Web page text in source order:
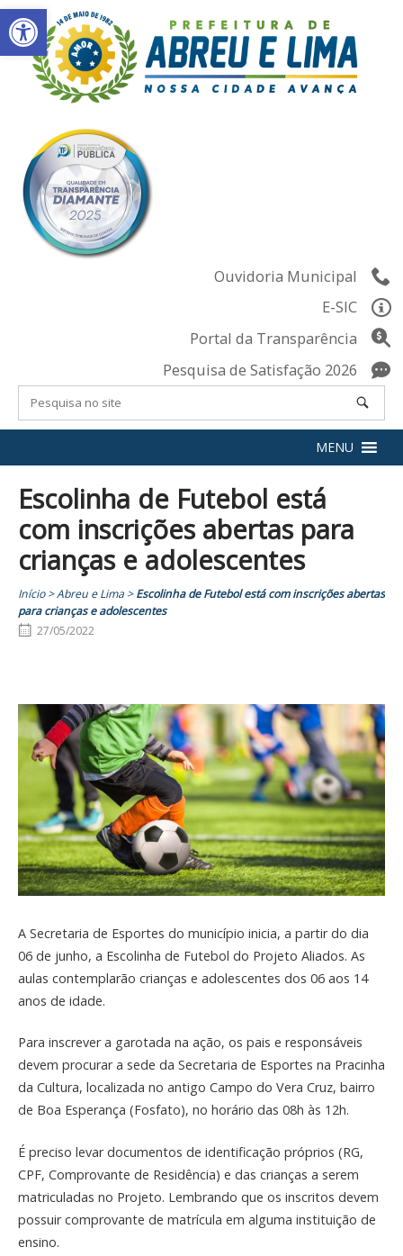
Abrir a barra de ferramentas
Skip
to
content
Ouvidoria Municipal
E-SIC
Portal da Transparência
Pesquisa de Satisfação 2026
MENU
Escolinha de Futebol está
com inscrições abertas para
crianças e adolescentes
Início>Abreu e Lima >Escolinha de Futebol está com inscrições abertas
para crianças e adolescentes
27/05/2022
A Secretaria de Esportes do município inicia, a partir do dia
06 de junho, a Escolinha de Futebol do Projeto Aliados. As
aulas contemplarão crianças e adolescentes dos 06 aos 14
anos de idade.
Para inscrever a garotada na ação, os pais e responsáveis
devem procurar a sede da Secretaria de Esportes na Pracinha
da Cultura, localizada no antigo Campo do Vera Cruz, bairro
de Boa Esperança (Fosfato), no horário das 08h às 12h.
É preciso levar documentos de identificação próprios (RG,
CPF, Comprovante de Residência) e das crianças a serem
matriculadas no Projeto. Lembrando que os inscritos devem
possuir comprovante de matrícula em alguma instituição de
ensino.